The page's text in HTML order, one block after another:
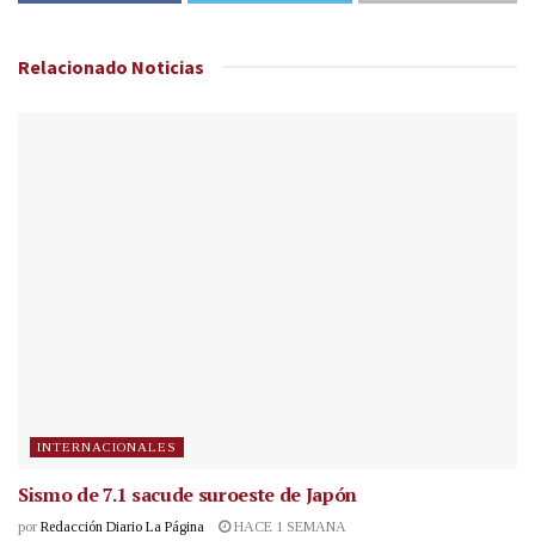
Relacionado Noticias
INTERNACIONALES
Sismo de 7.1 sacude suroeste de Japón
por Redacción Diario La Página HACE 1 SEMANA